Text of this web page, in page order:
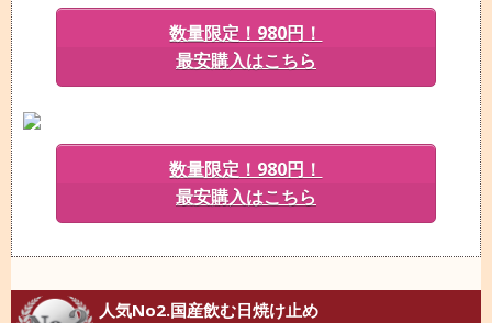
数量限定！980円！
最安購入はこちら
数量限定！980円！
最安購入はこちら
人気No2.国産飲む日焼け止め